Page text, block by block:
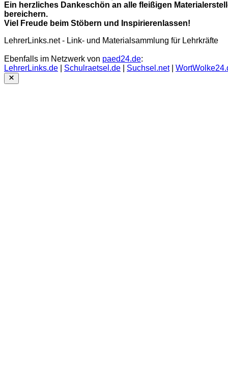
Ein herzliches Dankeschön an alle fleißigen
bereichern.
Viel Freude beim Stöbern und Inspirierenlassen!
LehrerLinks.net - Link- und Materialsammlung für Lehrkräfte
Ebenfalls im Netzwerk von paed24.de:
LehrerLinks.de
Schulraetsel.de Suchsel.net|
Close